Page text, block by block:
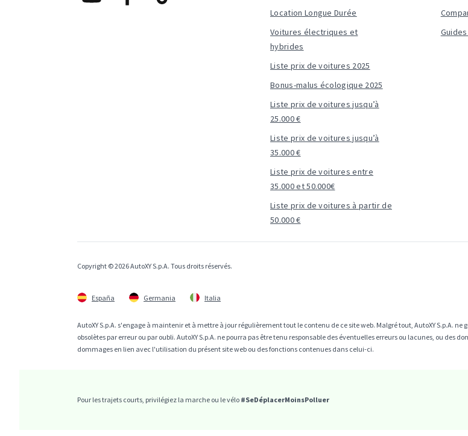
Location Longue Durée
Voitures électriques et
hybrides
Liste prix de voitures 2025
Bonus-malus écologique 2025
Liste prix de voitures jusqu’à
25.000 €
Liste prix de voitures jusqu’à
35.000 €
Liste prix de voitures entre
35.000 et 50.000€
Liste prix de voitures à partir de
50.000 €
Copyright © 2026 AutoXY S.p.A. Tous droits réservés.
España Germania Italia
AutoXY S.p.A. s'engage à maintenir et à mettre à jour régulièrement tout le contenu de ce site web. Malgré tout, AutoXY S.p.A.
obsolètes par erreur ou par oubli. AutoXY S.p.A. ne pourra pas être tenu responsable des éventuelles erreurs ou lacunes, ou
dommages en lien avec l'utilisation du présent site web ou des fonctions contenues dans celui-ci.
Pour les trajets courts, privilégiez la marche ou le vélo #SeDéplacerMoinsPolluer